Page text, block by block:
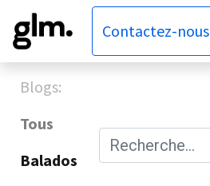
Contactez-nous
Blogs:
Tous
Balados